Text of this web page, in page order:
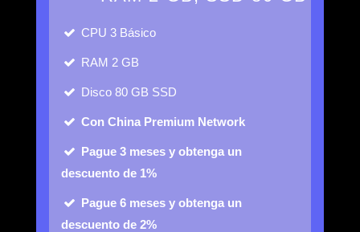
CPU 3 Básico
RAM 2 GB
Disco 80 GB SSD
Con China Premium Network
Pague 3 meses y obtenga un
descuento de 1%
Pague 6 meses y obtenga un
descuento de 2%